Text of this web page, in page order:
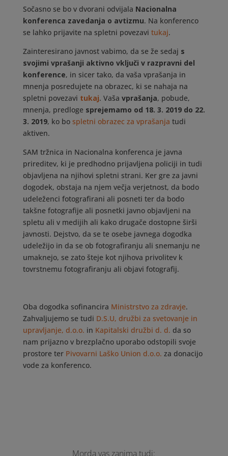
Sočasno se bo v dvorani odvijala Nacionalna
konferenca zavedanja o avtizmu. Na konferenco
se lahko prijavite na spletni povezavi tukaj.
Zainteresirano javnost vabimo, da se že sedaj s
svojimi vprašanji aktivno vključi v razpravni del
konference, in sicer tako, da vaša vprašanja in
mnenja posredujete na obrazec, ki se nahaja na
spletni povezavi tukaj. Vaša vprašanja, pobude,
mnenja, predloge sprejemamo od 18. 3. 2019 do 22.
3. 2019, ko bo spletni obrazec za vprašanja tudi
aktiven.
SAM tržnica in Nacionalna konferenca je javna
prireditev, ki je predhodno prijavljena policiji in tudi
objavljena na njihovi spletni strani. Ker gre za javni
dogodek, obstaja na njem večja verjetnost, da bodo
udeleženci fotografirani ali posneti ter da bodo
takšne fotografije ali posnetki javno objavljeni na
spletu ali v medijih ali kako drugače dostopne širši
javnosti. Dejstvo, da se te osebe javnega dogodka
udeležijo in da se ob fotografiranju ali snemanju ne
umaknejo, se zato šteje kot njihova privolitev k
tovrstnemu fotografiranju ali objavi fotografij.
Oba dogodka sofinancira Ministrstvo za zdravje.
Zahvaljujemo se tudi D.S.U, družbi za svetovanje in
upravljanje, d.o.o. in Kapitalski družbi d. d. da so
nam prijazno v brezplačno uporabo odstopili svoje
prostore ter Pivovarni Laško Union d.o.o. za donacijo
vode za konferenco.
Morda vas zanima tudi: